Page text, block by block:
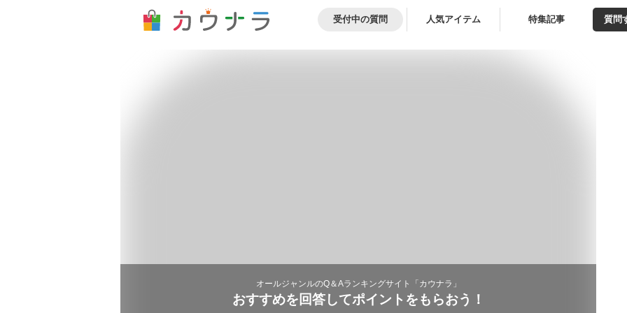
受付中の質問 人気アイテム 特集記事 質問
オールジャンルのQ＆Aランキングサイト「カウナラ」
おすすめを回答してポイントをもらおう！